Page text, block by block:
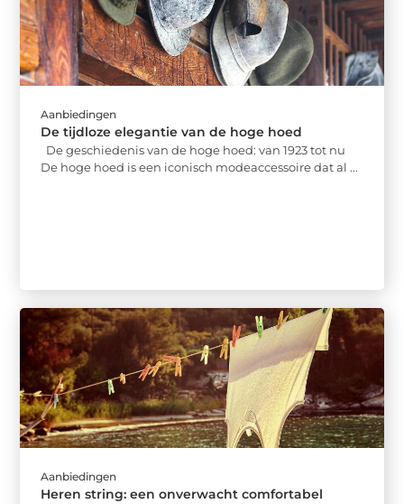
Aanbiedingen
De tijdloze elegantie van de hoge hoed
De geschiedenis van de hoge hoed: van 1923 tot nu
De hoge hoed is een iconisch modeaccessoire dat al ...
Aanbiedingen
Heren string: een onverwacht comfortabel